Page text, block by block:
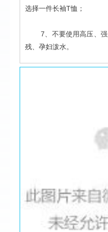
选择一件长袖T恤；
7 、不要使用高压、
残、孕妇泼水。